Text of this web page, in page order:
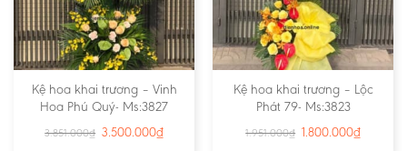
Kệ hoa khai trương – Vinh
Hoa Phú Quý- Ms:3827
3.851.000₫ 3.500.000₫
Kệ hoa khai trương – Lộc
Phát 79- Ms:3823
1.951.000₫ 1.800.000₫